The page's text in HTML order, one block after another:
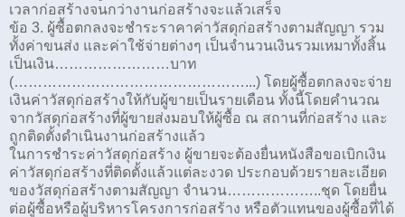
เวลาก่อสร้างจนกว่างานก่อสร้างจะแล้วเสร็จ
ข้อ 3. ผู้ซื้อตกลงจะชำระราคาค่าวัสดุก่อสร้างตามสัญญา รวม
ทั้งค่าขนส่ง และค่าใช้จ่ายต่างๆ เป็นจำนวนเงินรวมเหมาทั้งสิ้น
เป็นเงิน……………………บาท
(…………………………………………...) โดยผู้ซื้อตกลงจะจ่าย
เงินค่าวัสดุก่อสร้างให้กับผู้ขายเป็นรายเดือน ทั้งนี้โดยคำนวณ
จากวัสดุก่อสร้างที่ผู้ขายส่งมอบให้ผู้ซื้อ ณ สถานที่ก่อสร้าง และ
ถูกติดตั้งดำเนินงานก่อสร้างแล้ว
ในการชำระค่าวัสดุก่อสร้าง ผู้ขายจะต้องยื่นหนังสือขอเบิกเงิน
ค่าวัสดุก่อสร้างที่ติดตั้งแล้วแต่ละงวด ประกอบด้วยรายละเอียด
ของวัสดุก่อสร้างตามสัญญา จำนวน………………..ชุด โดยยื่น
ต่อผู้ซื้อหรือผู้บริหารโครงการก่อสร้าง หรือตัวแทนของผู้ซื้อที่ได้